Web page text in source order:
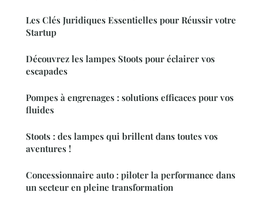
Les Clés Juridiques Essentielles pour Réussir votre
Startup
Découvrez les lampes Stoots pour éclairer vos
escapades
Pompes à engrenages : solutions efficaces pour vos
fluides
Stoots : des lampes qui brillent dans toutes vos
aventures !
Concessionnaire auto : piloter la performance dans
un secteur en pleine transformation